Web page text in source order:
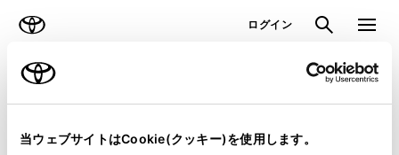
当ウェブサイトはCookie(クッキー)を使用します。
ログイン 検索 メニュ
ラインアップ トピックス
見積りシミュレーション